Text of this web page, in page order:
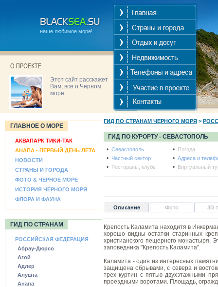
наше любимое море!
Этот сайт расскажет
Вам, все о Черном
море.
ГЛАВНОЕ О МОРЕ
АКВАПАРК ТИКИ-ТАК
АНАПА - ПЕРВЫЙ ДЕНЬ ЛЕТА
НОВОСТИ
СТРАНЫ И ГОРОДА
ФОТО & ЧЕРНОЕ МОРЕ
ИСТОРИЯ ЧЕРНОГО МОРЯ
ФЛОРА И ФАУНА
ГИД ПО СТРАНАМ
РОССИЙСКАЯ ФЕДЕРАЦИЯ
Абрау-Дюрсо
Агой
Адлер
Алушта
Анапа
ГИД ПО СТРАНАМ ЧЕРНОГО МОРЯ >
ГИД ПО КУРОРТУ - СЕВАСТОПОЛЬ
• Севастополь • Погода
• Частный сектор • Адреса и
• Рестораны, клубы • Виртуальный
Описание Фото 3D
Крепость Каламита находитя в
хорошо видны остатки старинных
христианского пещерного монастыря.
заповедника "Крепость Каламита".
Каламита - один из интересных
защищена обрывами, с севера и
трех куртин с пятью двухэтажными
проездными воротами. Площадь,